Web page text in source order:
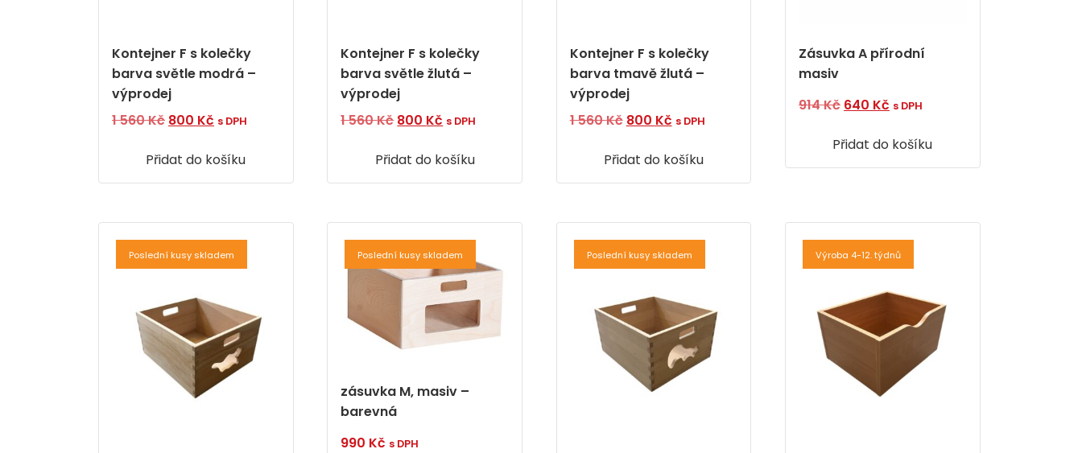
Kontejner F s kolečky
barva světle modrá –
výprodej
1 560Kč Původní
byla:
1
800 Kč Aktuální
je:
800 Kč.
s DPH
Přidat do košíku
Kontejner F s kolečky
barva světle žlutá –
výprodej
1 560Kč Původní
byla:
1
800 Kč Aktuální
je:
800 Kč.
s DPH
Přidat do košíku
Kontejner F s kolečky
barva tmavě žlutá –
výprodej
1 560Kč Původní
byla:
1
800 KčAktuální
je:
800 Kč.
s DPH
Přidat do košíku
Zásuvka A přírodní
masiv
914Kč Původní
byla:
914 Kč.
640 Kč Aktuální
je:
640 Kč.
s DPH
Přidat do košíku
Poslední kusy skladem Poslední kusy skladem
zásuvka M, masiv –
barevná
990 Kč s DPH
Poslední kusy skladem Výroba 4-12. týdnů